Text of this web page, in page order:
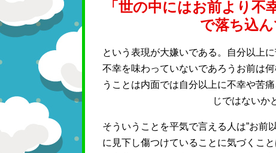
「世の中にはお前より
で落ち込ん
という表現が大嫌いである。自分以上
不幸を味わっていないであろうお前は
うことは内面では自分以上に不幸や苦
じではないか
そういうことを平気で言える人は”お前
に見下し傷つけていることに気づくこ